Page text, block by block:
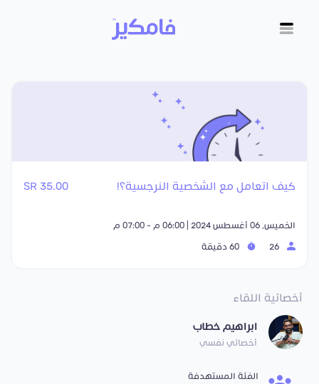
كيف اتعامل مع الشخصية النرجسية؟! 35.00 SR
الخميس, 06 أغسطس 2024 | 06:00 م - 07:00 م
أخصائية اللقاء
ابراهيم خطاب
أخصائي نفسي
الفئة المستهدفة